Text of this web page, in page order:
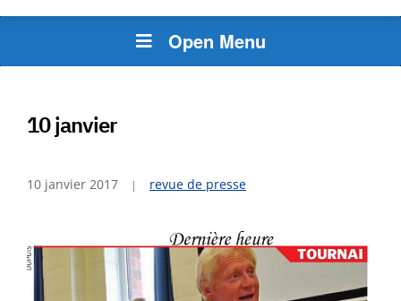
Open Menu
10 janvier
10 janvier 2017 revue de presse